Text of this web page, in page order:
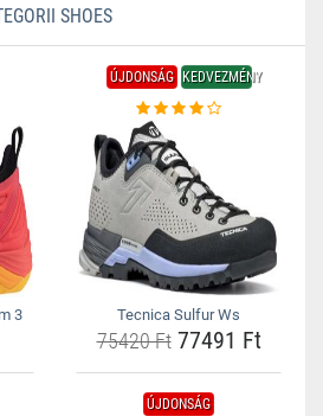
SHOES
3
ÚJDONSÁG KEDVEZMÉNY
Tecnica Sulfur Ws
75420 Ft77491 Ft
ÚJDONSÁG